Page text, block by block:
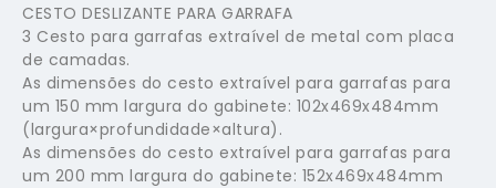
CESTO DESLIZANTE PARA GARRAFA
3 Cesto para garrafas extraível de metal com placa
de camadas.
As dimensões do cesto extraível para garrafas para
um 150 mm largura do gabinete: 102x469x484mm
(largura×profundidade×altura).
As dimensões do cesto extraível para garrafas para
um 200 mm largura do gabinete: 152x469x484mm